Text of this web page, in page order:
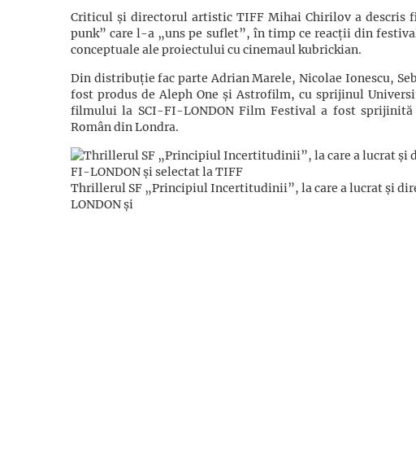
Criticul și directorul artistic TIFF Mihai Chirilov a descris
punk” care l-a „uns pe suflet”, în timp ce reacții din
conceptuale ale proiectului cu cinemaul kubrickian.
Din distribuție fac parte Adrian Marele, Nicolae Ionescu,
fost produs de Aleph One și Astrofilm, cu sprijinul
filmului la SCI-FI-LONDON Film Festival a fost
Român din Londra.
Thrillerul SF „Principiul Incertitudinii”, la care a lucrat și
LONDON și